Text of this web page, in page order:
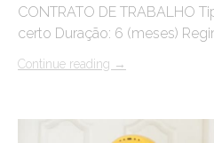
CONTRATO DE TRABALHO
certo Duração: 6 (meses)
Continue reading →